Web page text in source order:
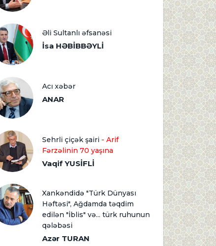
Əli Sultanlı əfsanəsi
İsa HƏBİBBƏYLİ
Acı xəbər
ANAR
Sehrli çiçək şairi - Arif
Fərzəlinin 70 yaşına
Vaqif YUSİFLİ
Xankəndidə "Türk Dünyası
Həftəsi", Ağdamda təqdim
edilən "İblis" və... türk ruhunun
qələbəsi
Azər TURAN